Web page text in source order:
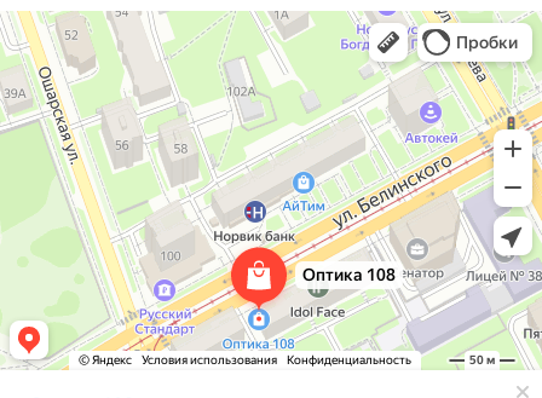
Оптика 108
Салон оптики в Нижнем Новгороде
Ремонт очков в Нижнем Новгороде